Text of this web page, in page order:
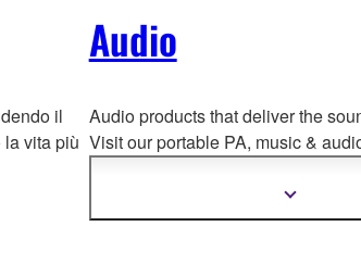
il
la vita più
Audio
Audio products that deliver the
Visit our portable PA, music & a
Mostra